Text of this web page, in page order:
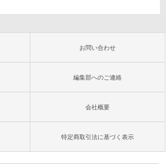
お問い合わせ
編集部へのご連絡
会社概要
特定商取引法に基づく表示